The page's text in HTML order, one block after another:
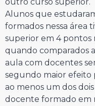
Alunos que
formados nessa área
superior em 4 pontos
quando comparados
aula com docentes
segundo maior efeito
ao menos um dos
docente formado em